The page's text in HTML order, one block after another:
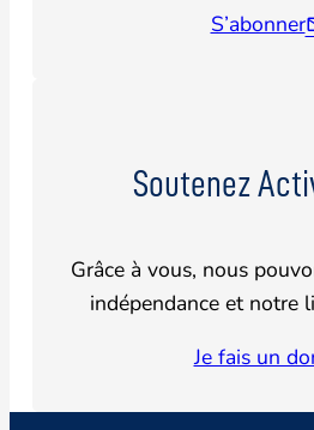
S’abonner
Soutenez
Grâce à vous, nous
indépendance et notre
Je fais un